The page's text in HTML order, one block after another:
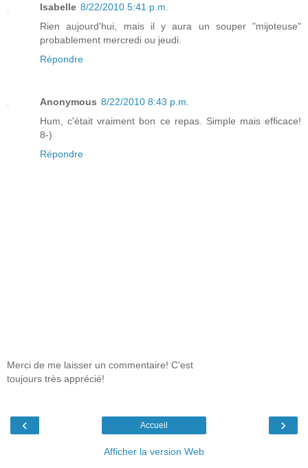
Isabelle 8/22/2010 5:41 p.m.
Rien aujourd'hui, mais il y aura un souper "mijoteuse"
probablement mercredi ou jeudi.
Répondre
Anonymous 8/22/2010 8:43 p.m.
Hum, c'était vraiment bon ce repas. Simple mais efficace!
8-)
Répondre
Merci de me laisser un commentaire! C'est
toujours très apprécié!
‹ ›
Accueil
Afficher la version Web